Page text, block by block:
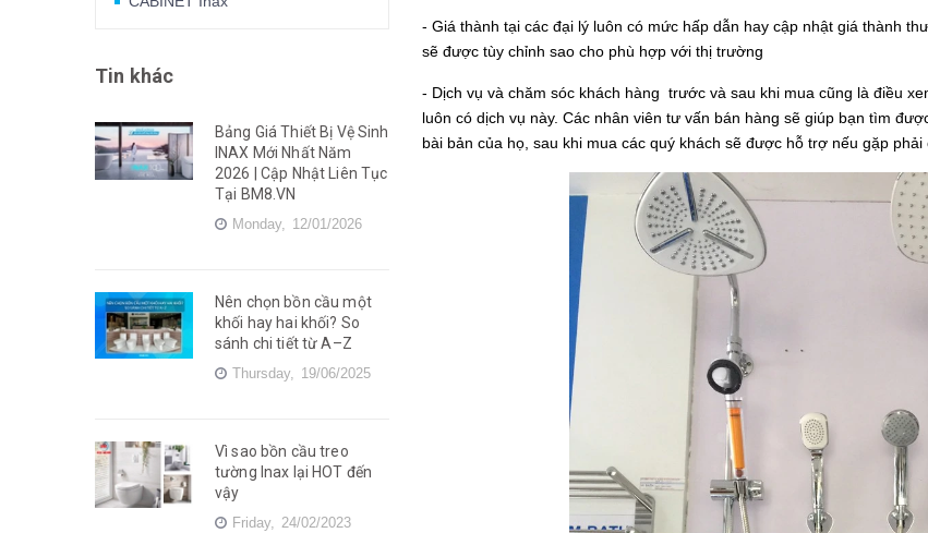
- Giá thành tại các đại lý luôn có mức hấp dẫn hay cập nhật giá thành
sẽ được tùy chỉnh sao cho phù hợp với thị trường
- Dịch vụ và chăm sóc khách hàng trước và sau khi mua cũng là điều
luôn có dịch vụ này. Các nhân viên tư vấn bán hàng sẽ giúp bạn tìm
bài bản của họ, sau khi mua các quý khách sẽ được hỗ trợ nếu gặp
Tin khác
Bảng Giá Thiết Bị Vệ Sinh
INAX Mới Nhất Năm
2026 | Cập Nhật Liên Tục
Tại BM8.VN
Monday, 12/01/2026
Nên chọn bồn cầu một
khối hay hai khối? So
sánh chi tiết từ A–Z
Thursday, 19/06/2025
Vì sao bồn cầu treo
tường Inax lại HOT đến
vậy
Friday, 24/02/2023